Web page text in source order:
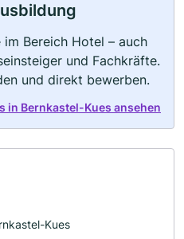
Bereich Hotel – auch
und Fachkräfte.
und direkt bewerben.
in Bernkastel-Kues ansehen
Kues